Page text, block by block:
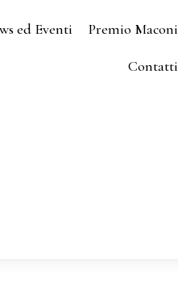
ed Eventi Premio Maconi
Contatti